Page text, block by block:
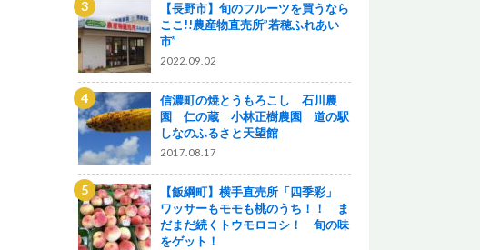
【長野市】旬のフルーツを買うなら
ここ!!農産物直売所”若穂ふれあい
市”
2022.09.02
信濃町の焼とうもろこし 石川農
園 仁の蔵 小林正樹農園 道の駅
しなのふるさと天望館
2017.08.17
【飯綱町】横手直売所「四季彩」
ワッサーもモモも桃のうち！！ ま
だまだ続くトウモロコシ！ 旬の味
をゲット！